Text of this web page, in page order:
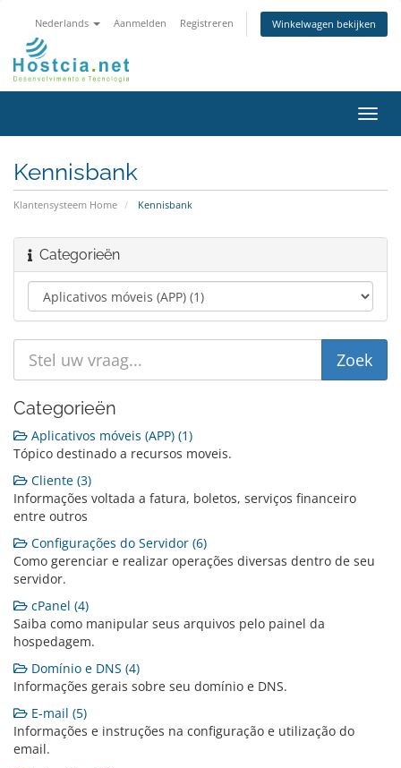
Nederlands Aanmelden Registreren Winkelwagen bekijken
in-/
Kennisbank
Klantensysteem Home Kennisbank
Categorieën
Categorieën
Aplicativos móveis (APP) (1)
Tópico destinado a recursos moveis.
Cliente (3)
Informações voltada a fatura, boletos, serviços financeiro
entre outros
Configurações do Servidor (6)
Como gerenciar e realizar operações diversas dentro de seu
servidor.
cPanel (4)
Saiba como manipular seus arquivos pelo painel da
hospedagem.
Domínio e DNS (4)
Informações gerais sobre seu domínio e DNS.
E-mail (5)
Informações e instruções na configuração e utilização do
email.